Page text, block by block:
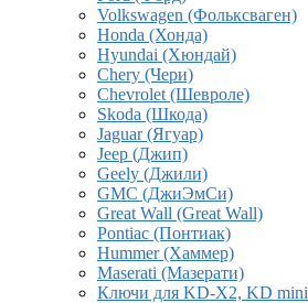
Volkswagen (Фольксваген)
Honda (Хонда)
Hyundai (Хюндай)
Chery (Чери)
Chevrolet (Шевроле)
Skoda (Шкода)
Jaguar (Ягуар)
Jeep (Джип)
Geely (Джили)
GMC (ДжиЭмСи)
Great Wall (Great Wall)
Pontiac (Понтиак)
Hummer (Хаммер)
Maserati (Мазерати)
Ключи для KD-X2, KD mini